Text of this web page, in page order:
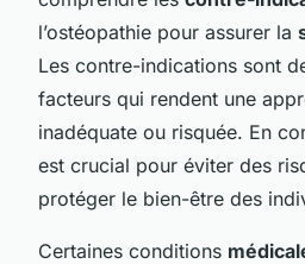
l’ostéopathie pour assurer la
Les contre-indications sont
facteurs qui rendent une
inadéquate ou risquée. En
est crucial pour éviter des
protéger le bien-être des
Certaines conditions